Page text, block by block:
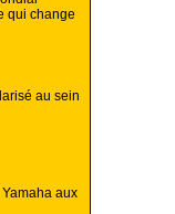
qui change
au sein
aux